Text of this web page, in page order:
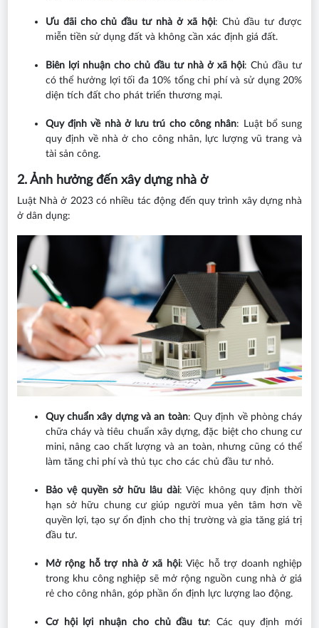
Ưu đãi cho chủ đầu tư nhà ở xã hội: Chủ đầu tư được
miễn tiền sử dụng đất và không cần xác định giá đất.
Biên lợi nhuận cho chủ đầu tư nhà ở xã hội: Chủ đầu tư
có thể hưởng lợi tối đa 10% tổng chi phí và sử dụng 20%
diện tích đất cho phát triển thương mại.
Quy định về nhà ở lưu trú cho công nhân: Luật bổ sung
quy định về nhà ở cho công nhân, lực lượng vũ trang và
tài sản công.
2. Ảnh hưởng đến xây dựng nhà ở
Luật Nhà ở 2023 có nhiều tác động đến quy trình xây dựng nhà
ở dân dụng:
Quy chuẩn xây dựng và an toàn: Quy định về phòng cháy
chữa cháy và tiêu chuẩn xây dựng, đặc biệt cho chung cư
mini, nâng cao chất lượng và an toàn, nhưng cũng có thể
làm tăng chi phí và thủ tục cho các chủ đầu tư nhỏ.
Bảo vệ quyền sở hữu lâu dài: Việc không quy định thời
hạn sở hữu chung cư giúp người mua yên tâm hơn về
quyền lợi, tạo sự ổn định cho thị trường và gia tăng giá trị
đầu tư.
Mở rộng hỗ trợ nhà ở xã hội: Việc hỗ trợ doanh nghiệp
trong khu công nghiệp sẽ mở rộng nguồn cung nhà ở giá
rẻ cho công nhân, góp phần ổn định lực lượng lao động.
Cơ hội lợi nhuận cho chủ đầu tư: Các quy định mới